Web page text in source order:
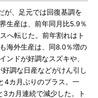
、足元では回復基調を
生産は、前年同月比5.9％
へ転じた。前年割れはト
海外生産は、同8.0％増の
ンドが好調なスズキや、
調な日産などがけん引し
4カ月ぶりのプラス。一
カ月連続で減少した。ト